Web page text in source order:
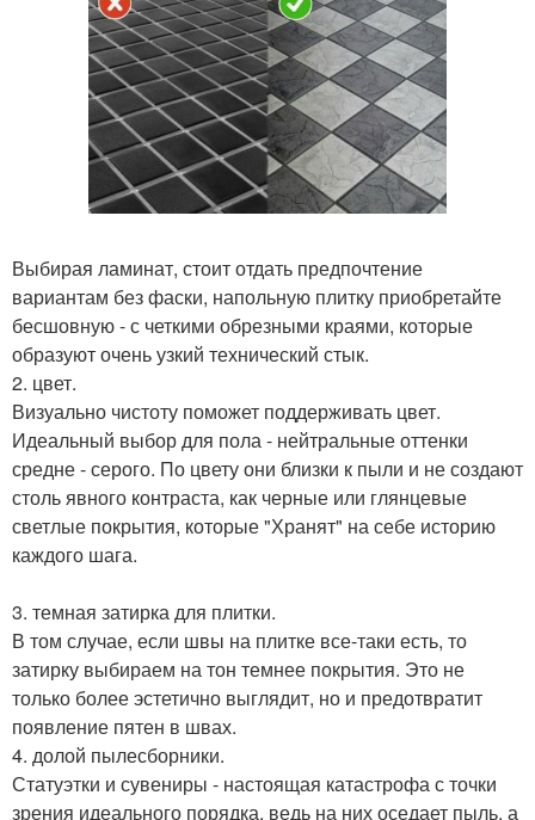
Выбирая ламинат, стоит отдать предпочтение
вариантам без фаски, напольную плитку приобретайте
бесшовную - с четкими обрезными краями, которые
образуют очень узкий технический стык.
2. цвет.
Визуально чистоту поможет поддерживать цвет.
Идеальный выбор для пола - нейтральные оттенки
средне - серого. По цвету они близки к пыли и не создают
столь явного контраста, как черные или глянцевые
светлые покрытия, которые "Хранят" на себе историю
каждого шага.
3. темная затирка для плитки.
В том случае, если швы на плитке все-таки есть, то
затирку выбираем на тон темнее покрытия. Это не
только более эстетично выглядит, но и предотвратит
появление пятен в швах.
4. долой пылесборники.
Статуэтки и сувениры - настоящая катастрофа с точки
зрения идеального порядка, ведь на них оседает пыль, а